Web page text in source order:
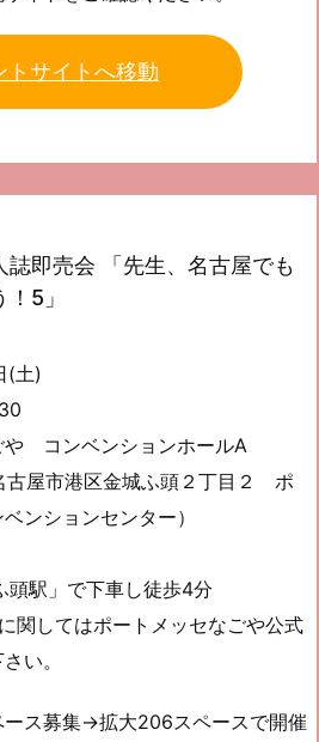
トサイトへ移動
即売会 「先生、名古屋でも
5」
(土)
や コンベンションホールA
古屋市港区金城ふ頭２丁目２ ポ
ンションセンター）
駅」で下車し徒歩4分
関してはポートメッセなごや公式
い。
ス募集→拡大206スペースで開催